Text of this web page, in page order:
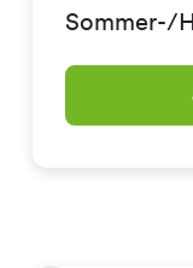
Sommer-/